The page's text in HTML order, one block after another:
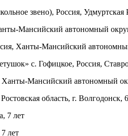
звено), Россия,
Мансийский автономный
Ханты-Мансийский
с. Гофицкое, Россия,
Мансийский автономный
область, г. Волгодонск,
7 лет
лет